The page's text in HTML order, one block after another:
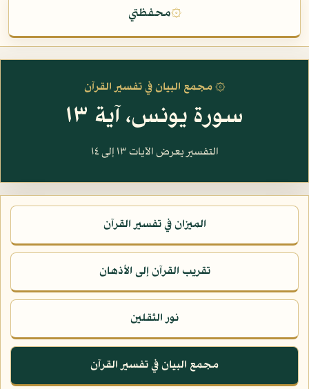
۞محفظتي
۞ مجمع البيان في تفسير القرآن
سورة يونس، آية ١٣
التفسير يعرض الآيات ١٣ إلى ١٤
الميزان في تفسير القرآن
تقريب القرآن إلى الأذهان
نور الثقلين
مجمع البيان في تفسير القرآن